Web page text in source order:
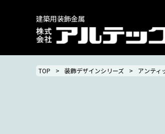
建築用装飾金属
TOP 装飾デザインシリーズ アンティ